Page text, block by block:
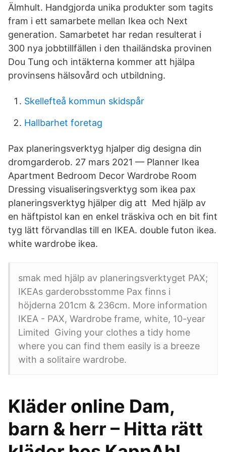
Älmhult. Handgjorda unika produkter som tagits
fram i ett samarbete mellan Ikea och Next
generation. Samarbetet har redan resulterat i
300 nya jobbtillfällen i den thailändska provinen
Dou Tung och intäkterna kommer att hjälpa
provinsens hälsovård och utbildning.
Skellefteå kommun skidspår
Hallbarhet foretag
Pax planeringsverktyg hjalper dig designa din
dromgarderob. 27 mars 2021 — Planner Ikea
Apartment Bedroom Decor Wardrobe Room
Dressing visualiseringsverktyg som ikea pax
planeringsverktyg hjälper dig att Med hjälp av
en häftpistol kan en enkel träskiva och en bit fint
tyg lätt förvandlas till en IKEA. double futon ikea.
white wardrobe ikea.
smak med hjälp av planeringsverktyget PAX;
IKEAs garderobsstomme Pax finns i
höjderna 201cm & 236cm. More information
IKEA - PAX, Wardrobe frame, white, 10-year
Limited Giving your clothes a tidy home
where you can find them easily is a breeze
with a solitaire wardrobe.
Kläder online Dam,
barn & herr – Hitta rätt